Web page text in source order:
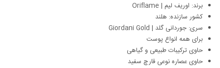
برند: اوریف لیم | Oriflame
کشور سازنده: هلند
سری: جوردانی گلد | Giordani Gold
برای همه انواع پوست
حاوی ترکیبات طبیعی و گیاهی
حاوی عصاره نوعی قارچ سفید